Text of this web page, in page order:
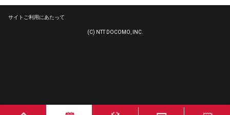
サイトご利用にあたって
(C) NTT DOCOMO, INC.